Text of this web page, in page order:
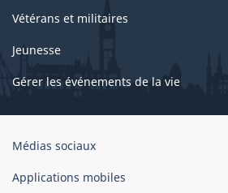
Vétérans et militaires
Jeunesse
Gérer les événements de la vie
Organisation
gouvernement
Médias sociaux
Applications mobiles